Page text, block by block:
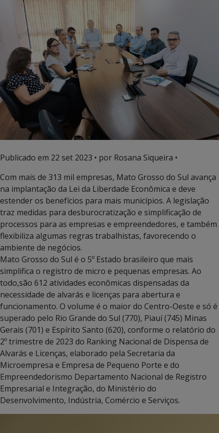
Publicado em 22 set 2023 • por Rosana Siqueira •
Com mais de 313 mil empresas, Mato Grosso do Sul avança
na implantação da Lei da Liberdade Econômica e deve
estender os benefícios para mais municípios. A legislação
traz medidas para desburocratização e simplificação de
processos para as empresas e empreendedores, e também
flexibiliza algumas regras trabalhistas, favorecendo o
ambiente de negócios.
Mato Grosso do Sul é o 5º Estado brasileiro que mais
simplifica o registro de micro e pequenas empresas. Ao
todo,são 612 atividades econômicas dispensadas da
necessidade de alvarás e licenças para abertura e
funcionamento. O volume é o maior do Centro-Oeste e só é
superado pelo Rio Grande do Sul (770), Piauí (745) Minas
Gerais (701) e Espírito Santo (620), conforme o relatório do
2º trimestre de 2023 do Ranking Nacional de Dispensa de
Alvarás e Licenças, elaborado pela Secretaria da
Microempresa e Empresa de Pequeno Porte e do
Empreendedorismo Departamento Nacional de Registro
Empresarial e Integração, do Ministério do
Desenvolvimento, Indústria, Comércio e Serviços.